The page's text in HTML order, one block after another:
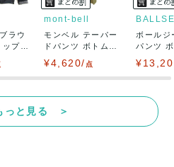
ので、真贋方法などお答えでき
発覚しましたら、返品・返金に
ラウ
プス
mont-bell
モンベル テーパー
ドパンツ ボトムス
¥4,620/ 点
ボールジ
パンツ
っと見る ＞